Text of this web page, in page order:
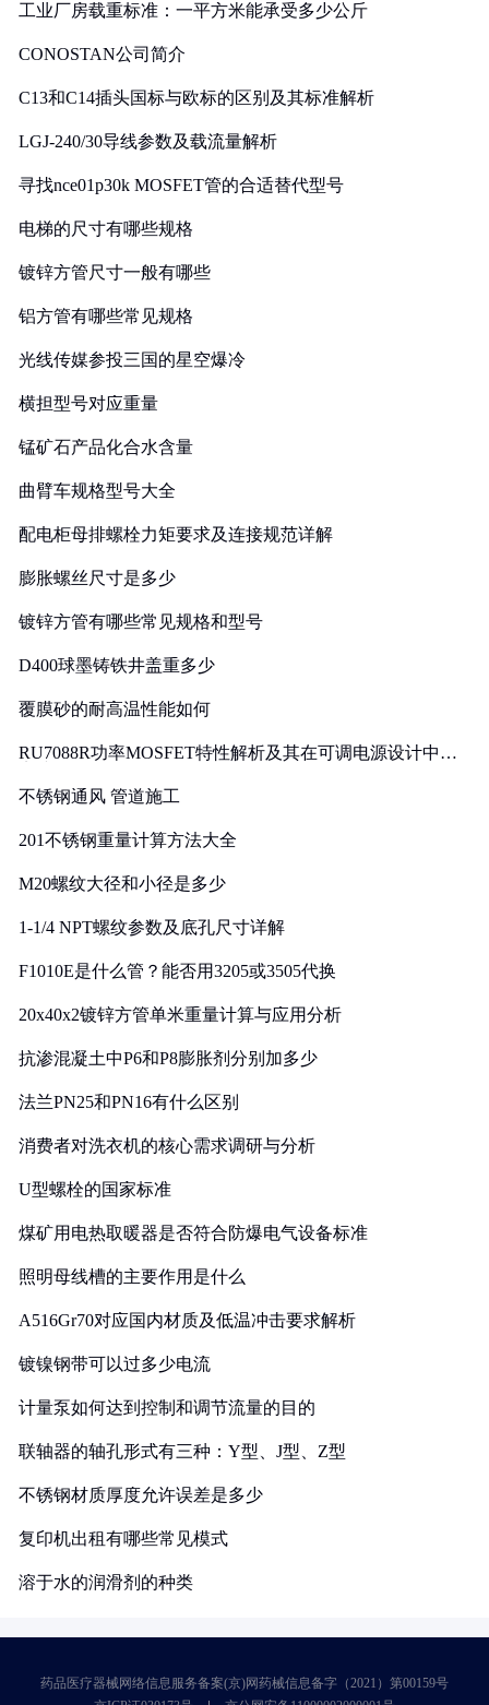
工业厂房载重标准：一平方米能承受多少公斤
CONOSTAN公司简介
C13和C14插头国标与欧标的区别及其标准解析
LGJ-240/30导线参数及载流量解析
寻找nce01p30k MOSFET管的合适替代型号
电梯的尺寸有哪些规格
镀锌方管尺寸一般有哪些
铝方管有哪些常见规格
光线传媒参投三国的星空爆冷
横担型号对应重量
锰矿石产品化合水含量
曲臂车规格型号大全
配电柜母排螺栓力矩要求及连接规范详解
膨胀螺丝尺寸是多少
镀锌方管有哪些常见规格和型号
D400球墨铸铁井盖重多少
覆膜砂的耐高温性能如何
RU7088R功率MOSFET特性解析及其在可调电源设计中的
不锈钢通风 管道施工
201不锈钢重量计算方法大全
M20螺纹大径和小径是多少
1-1/4 NPT螺纹参数及底孔尺寸详解
F1010E是什么管？能否用3205或3505代换
20x40x2镀锌方管单米重量计算与应用分析
抗渗混凝土中P6和P8膨胀剂分别加多少
法兰PN25和PN16有什么区别
消费者对洗衣机的核心需求调研与分析
U型螺栓的国家标准
煤矿用电热取暖器是否符合防爆电气设备标准
照明母线槽的主要作用是什么
A516Gr70对应国内材质及低温冲击要求解析
镀镍钢带可以过多少电流
计量泵如何达到控制和调节流量的目的
联轴器的轴孔形式有三种：Y型、J型、Z型
不锈钢材质厚度允许误差是多少
复印机出租有哪些常见模式
溶于水的润滑剂的种类
药品医疗器械网络信息服务备案(京)网药械信息备字（2021）第00159号